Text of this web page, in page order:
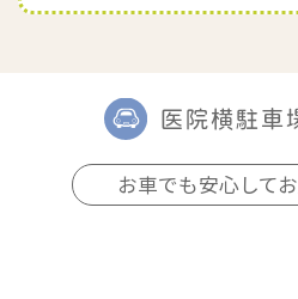
医院横駐車
お車でも安心して